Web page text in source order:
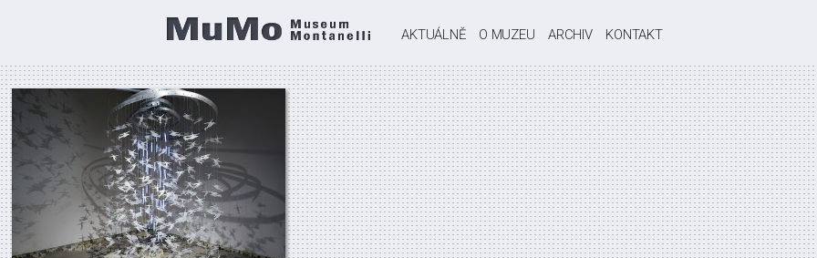
AKTUÁLNĚ O MUZEU ARCHIV KONTAKT